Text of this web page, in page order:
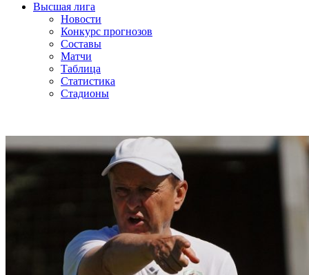
Высшая лига
Новости
Конкурс прогнозов
Составы
Матчи
Таблица
Статистика
Стадионы